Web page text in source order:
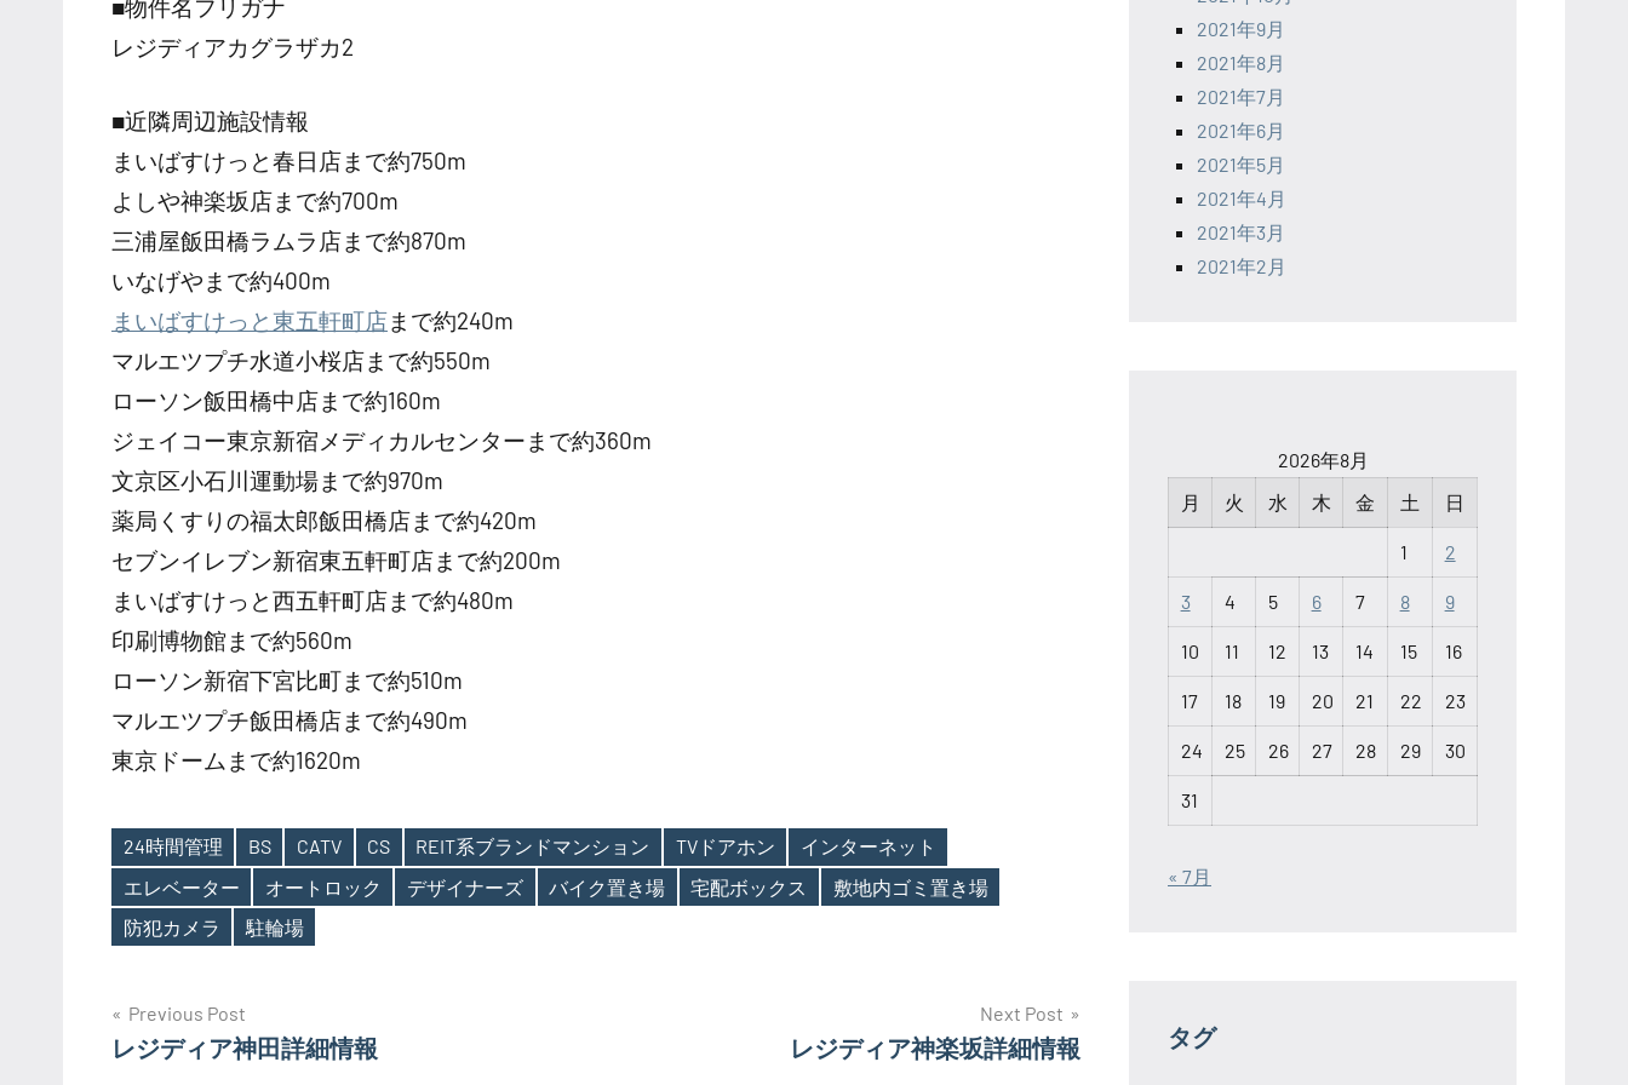
■物件名フリガナ
レジディアカグラザカ2
■近隣周辺施設情報
まいばすけっと春日店まで約750m
よしや神楽坂店まで約700m
三浦屋飯田橋ラムラ店まで約870m
いなげやまで約400m
まいばすけっと東五軒町店まで約240m
マルエツプチ水道小桜店まで約550m
ローソン飯田橋中店まで約160m
ジェイコー東京新宿メディカルセンターまで約360m
文京区小石川運動場まで約970m
薬局くすりの福太郎飯田橋店まで約420m
セブンイレブン新宿東五軒町店まで約200m
まいばすけっと西五軒町店まで約480m
印刷博物館まで約560m
ローソン新宿下宮比町まで約510m
マルエツプチ飯田橋店まで約490m
東京ドームまで約1620m
Tags
24時間管理 BS CATV CS REIT系ブランドマンション TVドアホン
インターネット
エレベーター
オートロック デザイナーズ バイク置き場 宅配ボックス
敷地内ゴミ置き場
防犯カメラ
駐輪場
投
稿
Previous Post
レジディア神田詳細情報
Next Post
レジディア神楽坂詳細情報
2021年9月
2021年8月
2021年7月
2021年6月
2021年5月
2021年4月
2021年3月
2021年2月
2026年8月
月
火 水 木 金 土 日
1 2
3 4 5 6 7 8 9
10 11 12 13 14 15 16
17 18 19 20 21 22 23
24 25 26 27 28 29 30
31
« 7月
タグ